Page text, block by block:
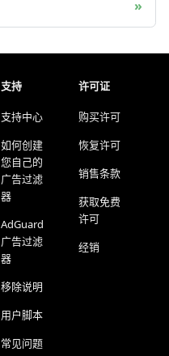
支持
支持中心
如何创建
您自己的
广告过滤
器
AdGuard
广告过滤
器
移除说明
用户脚本
常见问题
许可证
购买许可
恢复许可
销售条款
获取免费
许可
经销